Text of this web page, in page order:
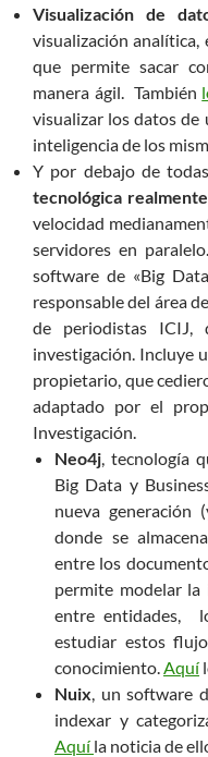
Visualización de
visualización
que permite sacar
manera ágil. También
visualizar los datos de
inteligencia de los
Y por debajo de
tecnológica
velocidad
servidores en
software de «Big
responsable del área
de periodistas ICIJ,
investigación. Incluye
propietario, que
adaptado por el
Investigación.
Neo4j, tecnología
Big Data y
nueva generación
donde se
entre los
permite modelar
entre entidades,
estudiar estos
conocimiento.Aquí
Nuix, un software
indexar y
Aquí la noticia de